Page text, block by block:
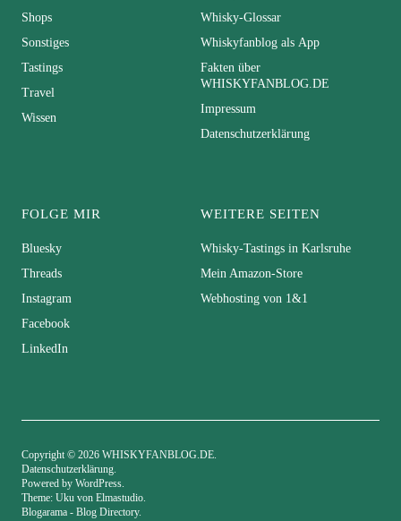
Shops
Sonstiges
Tastings
Travel
Wissen
Whisky-Glossar
Whiskyfanblog als App
Fakten über
WHISKYFANBLOG.DE
Impressum
Datenschutzerklärung
FOLGE MIR
Bluesky
Threads
Instagram
Facebook
LinkedIn
WEITERE SEITEN
Whisky-Tastings in Karlsruhe
Mein Amazon-Store
Webhosting von 1&1
Copyright © 2026 WHISKYFANBLOG.DE
Datenschutzerklärung
Powered by WordPress
Theme: Uku von Elmastudio
Blogarama - Blog Directory